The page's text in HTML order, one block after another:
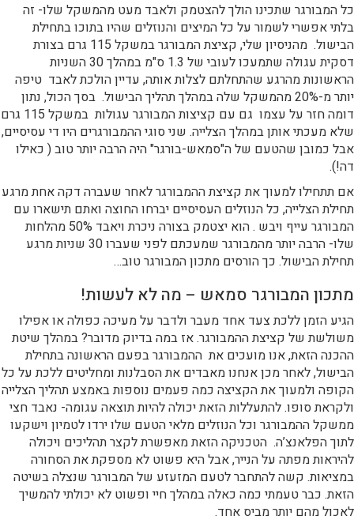
כל המבורגר שתכינו הולך להצטמק ולאבד מעט מהמשקל שלו- זה
בלתי אפשרי לשמור על כל המיצים והנוזלים שהיו בתוכו בתחילת
הבישול. מהניסיון שלי, קציצת המבורגר במשקל 115 גרם בצורת
דסקית עגולה שתמעכו לעובי של 1.3 ס"מ במהלך 30 השניות
הראשונות מהרגע שהתחלתם לצלות אותה, עדיין הולכת לאבד טיפה
יותר מ-20% מהמשקל שלה במהלך תהליך הבישול. בסך הכול, נתון
דומה חזר על עצמו גם עם קציצות המבורגר עגולות במשקל 115 גרם
שלא מעכתי אותן במהלך הצלייה. שני סוגי ההמבורגרים היו די עסיסיים,
אבל כמובן שהטעם של ה"סמאש-בורגר" היה הרבה יותר טוב ( כאילו
דה!).
אם תתחילו למעוך את קציצת ההמבורגר לאחר שעברה דקה אחת מרגע
תחילת הצלייה, כל הנוזלים העסיסיים יברחו החוצה ואתם תישארו עם
המבורגר עייף ויבש . הוא יצטמק בצורה ניכרת ויאבד 50% מהלחות
שלו- הרבה יותר מהמבורגר שמעכתם לפני שעברו 30 שניות מרגע
תחילת הבישול. כך הורסים מתכון המבורגר טוב…
מתכון המבורגר סמאש – מה לא לעשות!
הגיע הזמן ללכת צעד אחד מעבר ולדבר על מעיכה כפולה או אפילו
משולשת של קציצת ההמבורגר. אז במה בדיוק מדובר? במהלך שיטת
ההכנה הזאת, אנו מועכים את ההמבורגר בפעם הראשונה בתחילת
הבישול, לאחר מכן אנחנו מאבדים את הסבלנות ומחליטים ללכת על כל
הקופה ולמעוך את הקציצה כמה פעמים נוספות באמצע תהליך הצלייה
ולקראת סופו. להתעללות הזאת יכולה להיות תוצאה עגומה- נאבד חצי
ממשקל ההמבורגר וכל הנוזלים מלאי הטעם שלו ירדו לטמיון וישקעו
לתוך הפלאנצ’ה. הטכניקה הזאת מאפשרת לקצר תהליכים ויכולה
להיראות מפתה על הנייר, אבל היא פשוט לא מספקת את הסחורה
במציאות. קשה להתחבר לטעם המזעזע של המבורגר שנצלה בשיטה
הזאת. כבר טעמתי כמה כאלה במהלך חיי ופשוט לא יכולתי להמשיך
לאכול מהם יותר מביס אחד.